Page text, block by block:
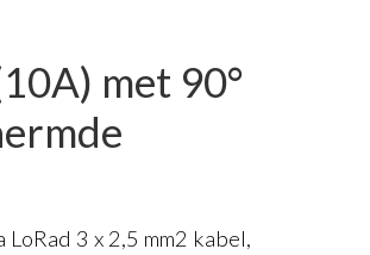
met 90°
3 x 2,5 mm2 kabel,